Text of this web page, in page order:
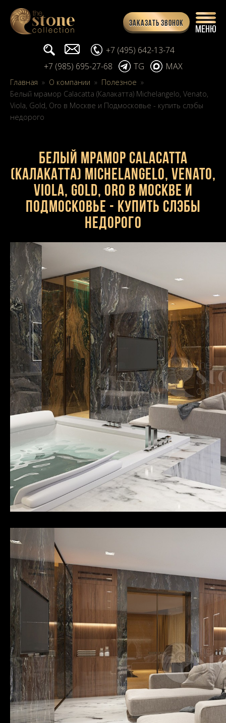
Заказать звонок
Поиск... info@stone-collection.ru
+7 (495) 642-13-74
+7 (985) 695-27-68
TG MAX
Главная » О компании » Полезное »
Белый мрамор Calacatta (Калакатта) Michelangelo, Venato,
Viola, Gold, Oro в Москве и Подмосковье - купить слэбы
недорого
Белый мрамор Calacatta
(Калакатта) Michelangelo, Venato,
Viola, Gold, Oro в Москве и
Подмосковье - купить слэбы
недорого